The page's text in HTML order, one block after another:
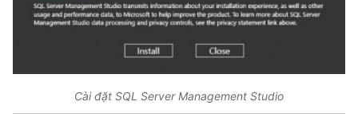
Cài đặt SQL Server Management Studio